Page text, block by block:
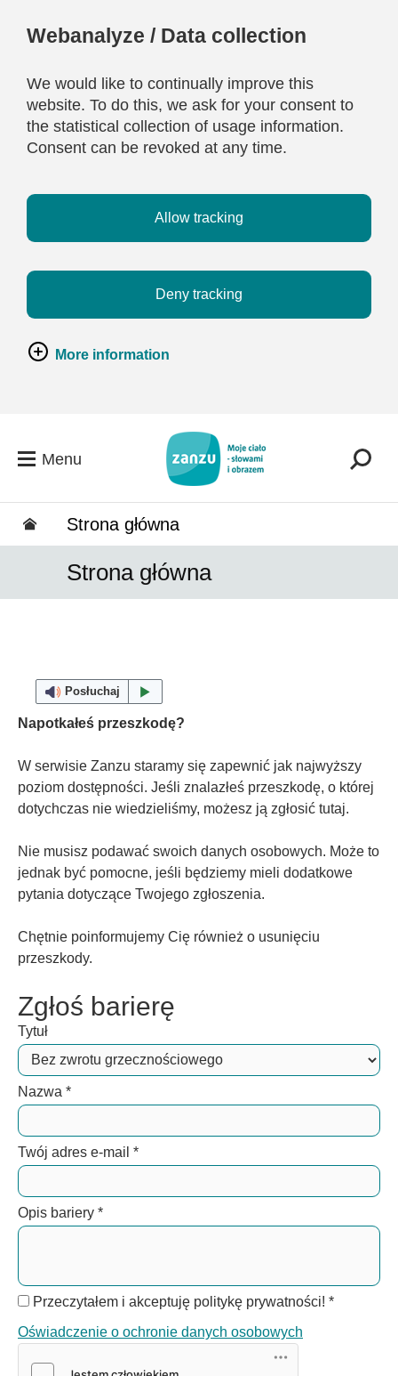
Webanalyze / Data collection
We would like to continually improve this
website. To do this, we ask for your consent to
the statistical collection of usage information.
Consent can be revoked at any time.
Allow tracking
Deny tracking
More information
Menu
Strona główna
Strona główna
Posłuchaj
Napotkałeś przeszkodę?
W serwisie Zanzu staramy się zapewnić jak najwyższy
poziom dostępności. Jeśli znalazłeś przeszkodę, o której
dotychczas nie wiedzieliśmy, możesz ją zgłosić tutaj.
Nie musisz podawać swoich danych osobowych. Może to
jednak być pomocne, jeśli będziemy mieli dodatkowe
pytania dotyczące Twojego zgłoszenia.
Chętnie poinformujemy Cię również o usunięciu
przeszkody.
Zgłoś barierę
Tytuł
Nazwa *
Twój adres e-mail *
Opis bariery *
Przeczytałem i akceptuję politykę prywatności! *
Oświadczenie o ochronie danych osobowych